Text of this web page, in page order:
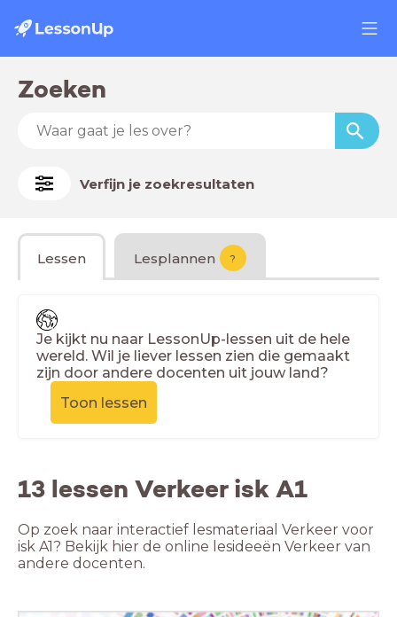
Zoeken
Verfijn je zoekresultaten
Lessen Lesplannen ?
Je kijkt nu naar LessonUp-lessen uit de hele
wereld. Wil je liever lessen zien die gemaakt
zijn door andere docenten uit jouw land?
Toon lessen
13 lessen Verkeer isk A1
Op zoek naar interactief lesmateriaal Verkeer voor
isk A1? Bekijk hier de online lesideeën Verkeer van
andere docenten.